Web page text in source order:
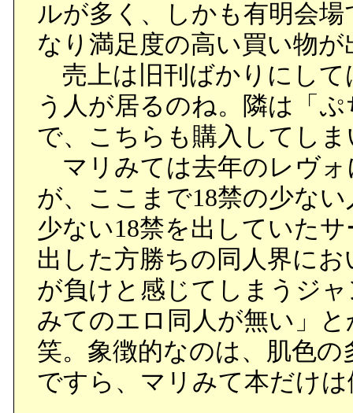
そして、刑期を終えたら
に翻訳しようという夢を
●チェンシンとハチマキ
すのかで揉めていた時、
ら先に話すと子どもみた
●クレアさんはやっぱり
か。フィーさんたち、ク
ね。
■ガリレオ開発独立
ドルフ「事業部長から社
ルが多く、しかも有明会
なり満足度の高い買い物が
売上は旧刊ばかりにして
う人が居るのね。隣は「
で、こちらも購入してし
マリみては去年のレヴォ
が、ここまで18禁の少な
少ない18禁を出していた
出した方勝ちの同人界に
が負けと感じてしまうジ
みてのエロ同人が無い」
笑。象徴的なのは、肌色
ですら、マリみて本だけは